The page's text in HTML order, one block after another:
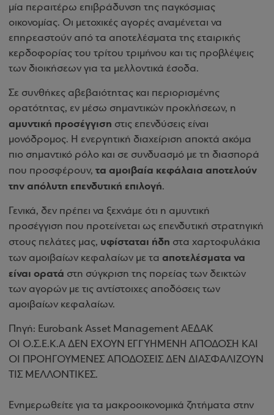
μία περαιτέρω επιβράδυνση της παγκόσμιας
οικονομίας. Οι μετοχικές αγορές αναμένεται να
επηρεαστούν από τα αποτελέσματα της εταιρικής
κερδοφορίας του τρίτου τριμήνου και τις προβλέψεις
των διοικήσεων για τα μελλοντικά έσοδα.
Σε συνθήκες αβεβαιότητας και περιορισμένης
ορατότητας, εν μέσω σημαντικών προκλήσεων, η
αμυντική προσέγγιση στις επενδύσεις είναι
μονόδρομος. Η ενεργητική διαχείριση αποκτά ακόμα
πιο σημαντικό ρόλο και σε συνδυασμό με τη διασπορά
που προσφέρουν, τα αμοιβαία κεφάλαια αποτελούν
την απόλυτη επενδυτική επιλογή.
Γενικά, δεν πρέπει να ξεχνάμε ότι η αμυντική
προσέγγιση που προτείνεται ως επενδυτική στρατηγική
στους πελάτες μας, υφίσταται ήδη στα χαρτοφυλάκια
των αμοιβαίων κεφαλαίων με τα αποτελέσματα να
είναι ορατά στη σύγκριση της πορείας των δεικτών
των αγορών με τις αντίστοιχες αποδόσεις των
αμοιβαίων κεφαλαίων.
Πηγή: Eurobank Asset Management ΑΕΔΑΚ
ΟΙ Ο.Σ.Ε.Κ.Α ΔΕΝ ΕΧΟΥΝ ΕΓΓΥΗΜΕΝΗ ΑΠΟΔΟΣΗ ΚΑΙ
ΟΙ ΠΡΟΗΓΟΥΜΕΝΕΣ ΑΠΟΔΟΣΕΙΣ ΔΕΝ ΔΙΑΣΦΑΛΙΖΟΥΝ
ΤΙΣ ΜΕΛΛΟΝΤΙΚΕΣ.
Ενημερωθείτε για τα μακροοικονομικά ζητήματα στην